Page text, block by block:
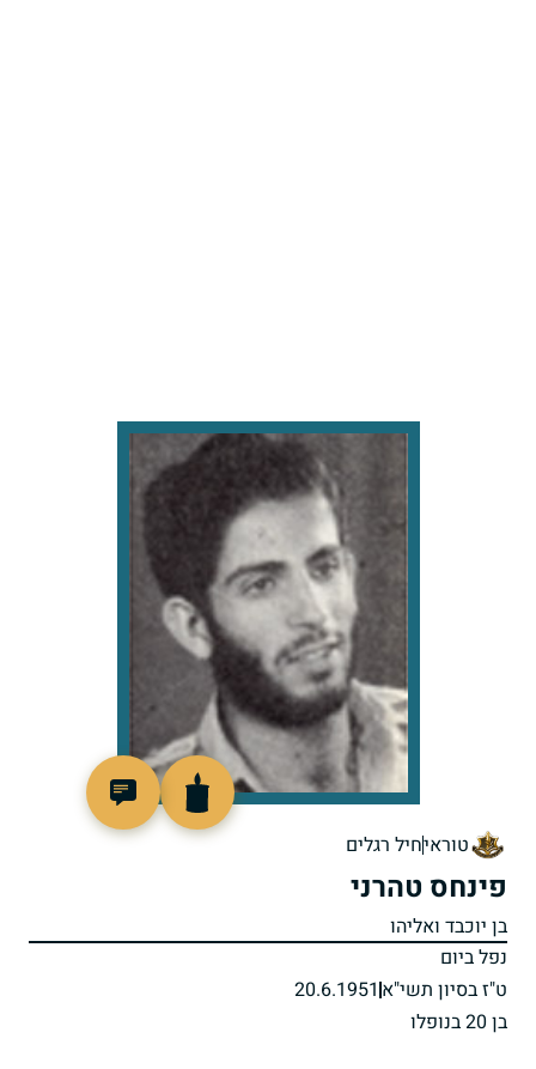
טוראיחיל רגלים
פינחס טהרני
בן יוכבד ואליהו
נפל ביום
ט"ז בסיון תשי"א 20.6.1951
בן 20 בנופלו